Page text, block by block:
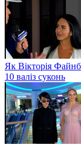
Як Вікторія
10 валіз суконь